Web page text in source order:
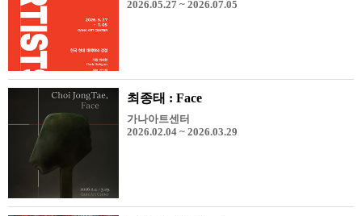
2026.05.27 ~ 2026.07.05
최종태 : Face
가나아트센터
2026.02.04 ~ 2026.03.29